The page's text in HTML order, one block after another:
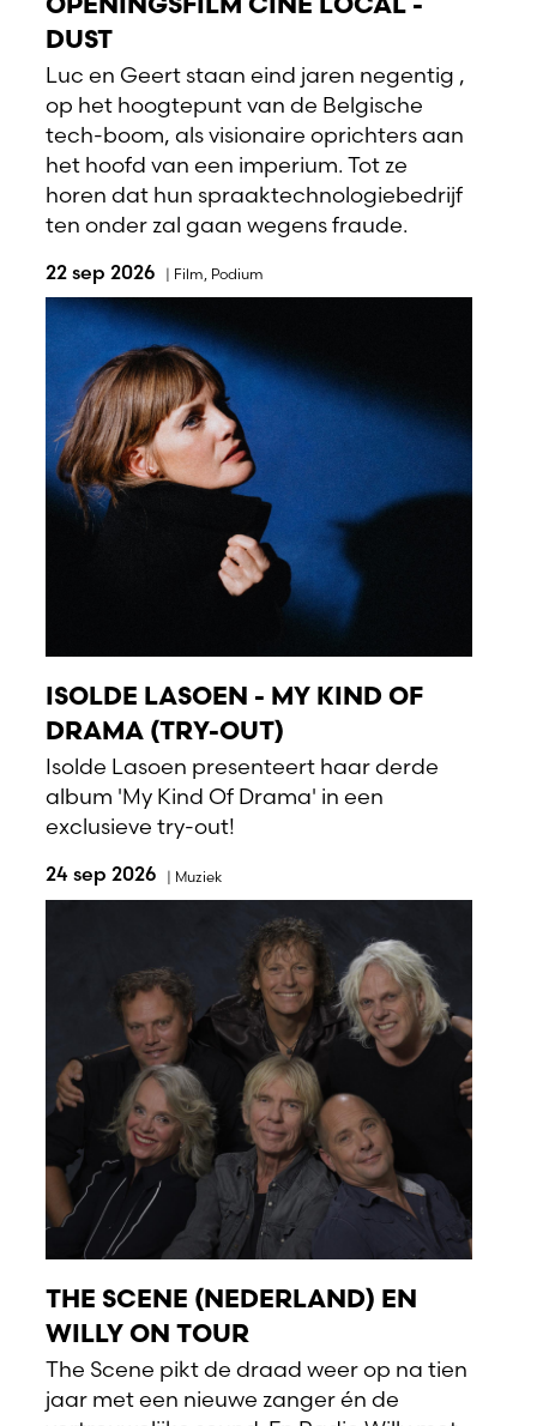
OPENINGSFILM CINÉ LOCAL -
DUST
Luc en Geert staan eind jaren negentig ,
op het hoogtepunt van de Belgische
tech-boom, als visionaire oprichters aan
het hoofd van een imperium. Tot ze
horen dat hun spraaktechnologiebedrijf
ten onder zal gaan wegens fraude.
22 sep 2026 | Film, Podium
ISOLDE LASOEN - MY KIND OF
DRAMA (TRY-OUT)
Isolde Lasoen presenteert haar derde
album 'My Kind Of Drama' in een
exclusieve try-out!
24 sep 2026 | Muziek
THE SCENE (NEDERLAND) EN
WILLY ON TOUR
The Scene pikt de draad weer op na tien
jaar met een nieuwe zanger én de